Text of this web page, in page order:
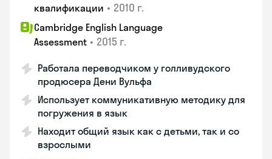
квалификации • 2010 г.
Cambridge English Language
Assessment • 2015 г.
Работала переводчиком у голливудского
продюсера Дени Вульфа
Использует коммуникативную методику для
погружения в язык
Находит общий язык как с детьми, так и со
взрослыми